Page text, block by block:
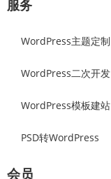
服务
WordPress主题定制
WordPress二次开发
WordPress模板建站
PSD转WordPress
会员